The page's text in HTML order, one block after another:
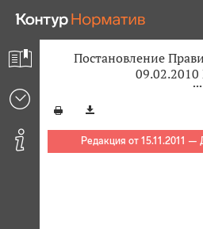
Постановление
Редакция от 15.11.2011 —